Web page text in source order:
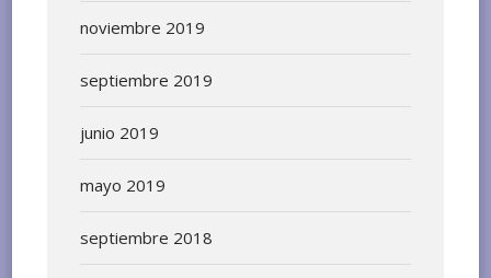
noviembre 2019
septiembre 2019
junio 2019
mayo 2019
septiembre 2018